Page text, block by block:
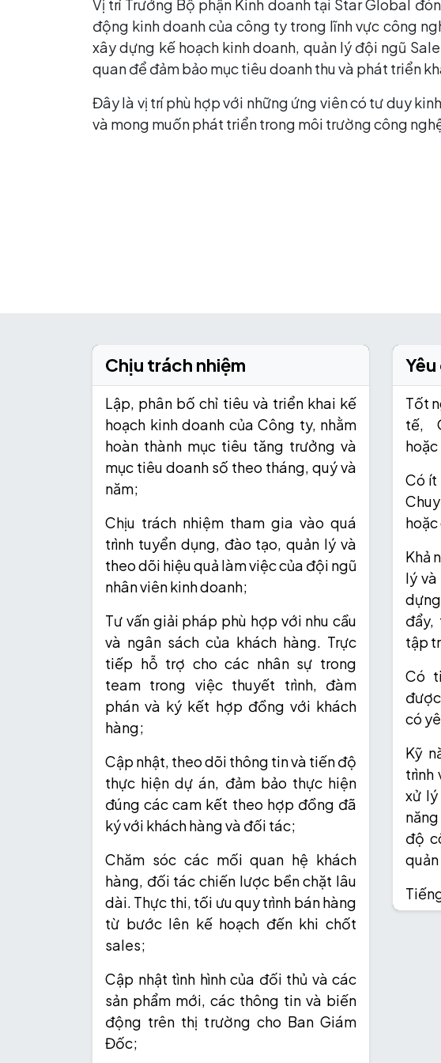
Vị trí Trưởng Bộ phận Kinh doanh tại Star Global
động kinh doanh của công ty trong lĩnh vực công
xây dựng kế hoạch kinh doanh, quản lý đội ngũ
quan để đảm bảo mục tiêu doanh thu và phát triển
Đây là vị trí phù hợp với những ứng viên có tư duy
và mong muốn phát triển trong môi trường công
Chịu trách nhiệm
Lập, phân bố chỉ tiêu và triển khai kế
hoạch kinh doanh của Công ty, nhằm
hoàn thành mục tiêu tăng trưởng và
mục tiêu doanh số theo tháng, quý và
năm;
Chịu trách nhiệm tham gia vào quá
trình tuyển dụng, đào tạo, quản lý và
theo dõi hiệu quả làm việc của đội ngũ
nhân viên kinh doanh;
Tư vấn giải pháp phù hợp với nhu cầu
và ngân sách của khách hàng. Trực
tiếp hỗ trợ cho các nhân sự trong
team trong việc thuyết trình, đàm
phán và ký kết hợp đồng với khách
hàng;
Cập nhật, theo dõi thông tin và tiến độ
thực hiện dự án, đảm bảo thực hiện
đúng các cam kết theo hợp đồng đã
ký với khách hàng và đối tác;
Chăm sóc các mối quan hệ khách
hàng, đối tác chiến lược bền chặt lâu
dài. Thực thi, tối ưu quy trình bán hàng
từ bước lên kế hoạch đến khi chốt
sales;
Cập nhật tình hình của đối thủ và các
sản phẩm mới, các thông tin và biến
động trên thị trường cho Ban Giám
Đốc;
Tốt
tế,
Có ít
Khả
lý
đẩy,
tập
Có
có
Kỹ
trình
xử
độ